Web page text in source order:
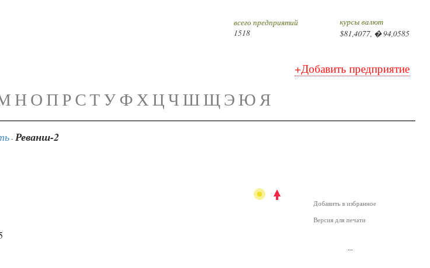
всего предприятий
1518
курсы валют
$81,4077, � 94,0585
+Добавить предприятие
Н О П Р СТУФХЦЧ ШЩЭ ЮЯ
-Реванш-2
Добавить в избранное
Версия для печати
...